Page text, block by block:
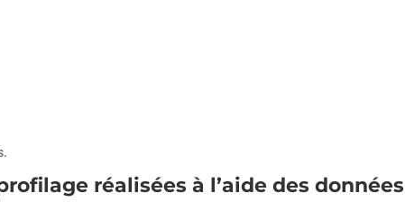
réalisées à l’aide des données